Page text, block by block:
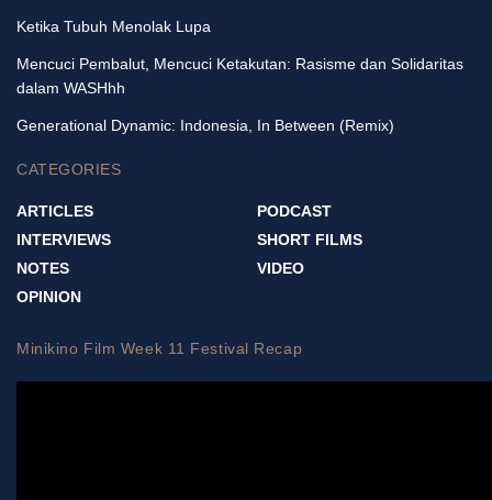
Ketika Tubuh Menolak Lupa
Mencuci Pembalut, Mencuci Ketakutan: Rasisme dan Solidaritas
dalam WASHhh
Generational Dynamic: Indonesia, In Between (Remix)
CATEGORIES
ARTICLES
INTERVIEWS
NOTES
OPINION
PODCAST
SHORT FILMS
VIDEO
Minikino Film Week 11 Festival Recap